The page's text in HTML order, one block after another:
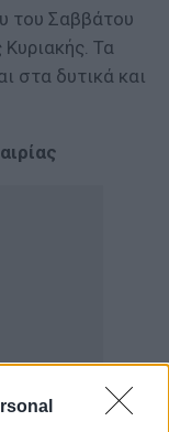
του Σαββάτου
Τα
στα δυτικά και